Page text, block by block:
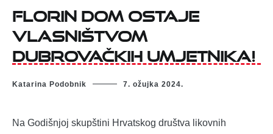
Florin dom ostaje
vlasništvom
dubrovačkih umjetnika!
Katarina Podobnik 7. ožujka 2024.
Na Godišnjoj skupštini Hrvatskog društva likovnih